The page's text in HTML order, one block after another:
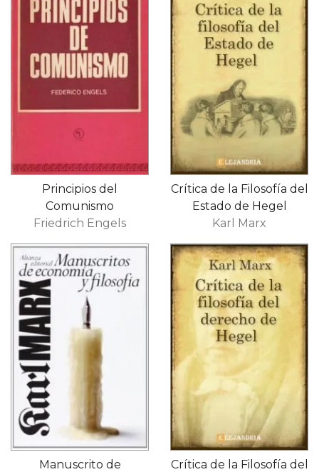
Principios del
Comunismo
Friedrich Engels
Crítica de la Filosofía del
Estado de Hegel
Karl Marx
Manuscrito de
Crítica de la Filosofía del